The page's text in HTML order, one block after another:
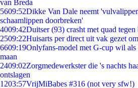
van Breda
5609:52Dikke Van Dale neemt
schaamlippen doorbreken'
4009:42Duitser (93) crasht met quad
2509:22Huisarts per direct uit vak gezet
6609:19Onlyfans-model met G-cup wil
maan
2409:02Zorgmedewerkster die 's nachts
ontslagen
1203:57VrijMiBabes #316 (not very sfw!)